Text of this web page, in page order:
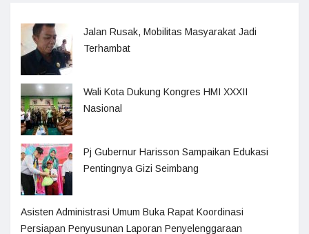
Jalan Rusak, Mobilitas Masyarakat Jadi
Terhambat
Wali Kota Dukung Kongres HMI XXXII
Nasional
Pj Gubernur Harisson Sampaikan Edukasi
Pentingnya Gizi Seimbang
Asisten Administrasi Umum Buka Rapat Koordinasi
Persiapan Penyusunan Laporan Penyelenggaraan